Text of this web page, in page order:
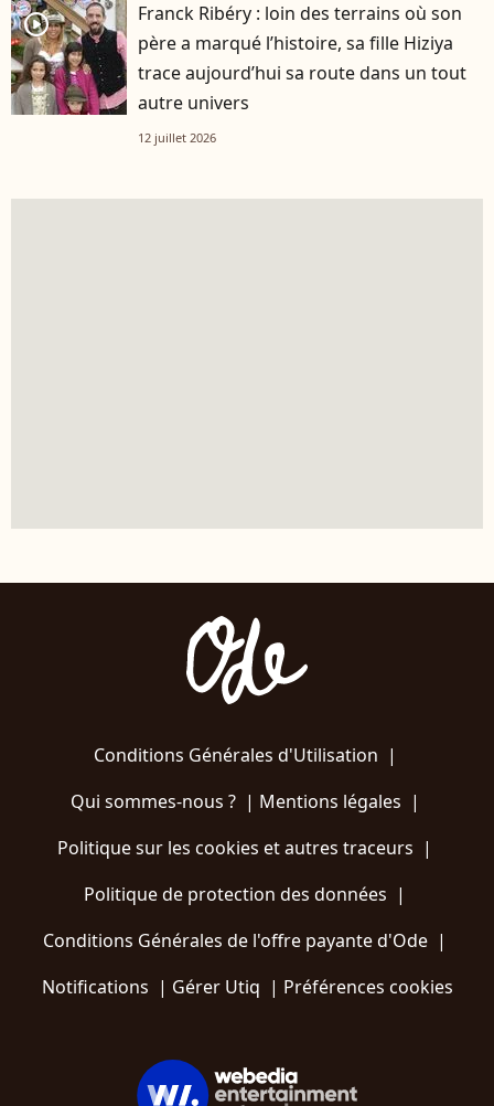
player2
Franck Ribéry : loin des terrains où son
père a marqué l’histoire, sa fille Hiziya
trace aujourd’hui sa route dans un tout
autre univers
12 juillet 2026
Conditions Générales d'Utilisation |
Qui sommes-nous ?| Mentions légales |
Politique sur les cookies et autres traceurs |
Politique de protection des données |
Conditions Générales de l'offre payante d'Ode |
Notifications | Gérer Utiq | Préférences cookies